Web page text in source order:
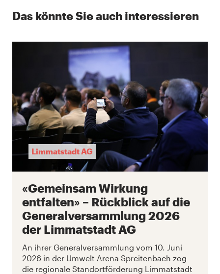
Das könnte Sie auch interessieren
Limmatstadt AG
«Gemeinsam Wirkung
entfalten» – Rückblick auf die
Generalversammlung 2026
der Limmatstadt AG
An ihrer Generalversammlung vom 10. Juni
2026 in der Umwelt Arena Spreitenbach zog
die regionale Standortförderung Limmatstadt